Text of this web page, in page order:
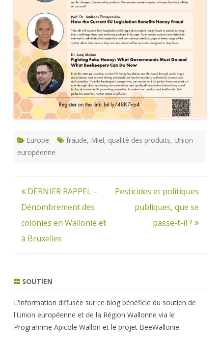
Europe fraude, Miel, qualité des produits, Union
européenne
Navigation
de
l’article
DERNIER RAPPEL –
Dénombrement des
colonies en Wallonie et
à Bruxelles
Pesticides et politiques
publiques, que se
passe-t-il ?
SOUTIEN
L'information diffusée sur ce blog bénéficie du soutien de
l'Union européenne et de la Région Wallonne via le
Programme Apicole Wallon et le projet BeeWallonie.